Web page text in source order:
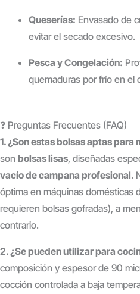
Queserías: Envasado de
evitar el secado excesivo.
Pesca y Congelación:
quemaduras por frío en el
❓ Preguntas Frecuentes (FAQ)
1. ¿Son estas bolsas aptas
son bolsas lisas, diseñadas
vacío de campana profesional.
óptima en máquinas domésticas
requieren bolsas gofradas), a
contrario.
2. ¿Se pueden utilizar para
composición y espesor de 90
cocción controlada a baja